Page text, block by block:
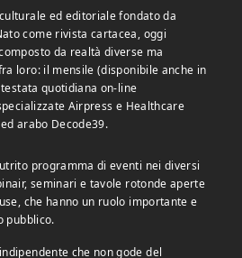
ed editoriale fondato da
come rivista cartacea, oggi
da realtà diverse ma
loro: il mensile (disponibile anche in
quotidiana on-line
Airpress e Healthcare
arabo Decode39.
programma di eventi nei diversi
seminari e tavole rotonde aperte
che hanno un ruolo importante e
pubblico.
che non gode del